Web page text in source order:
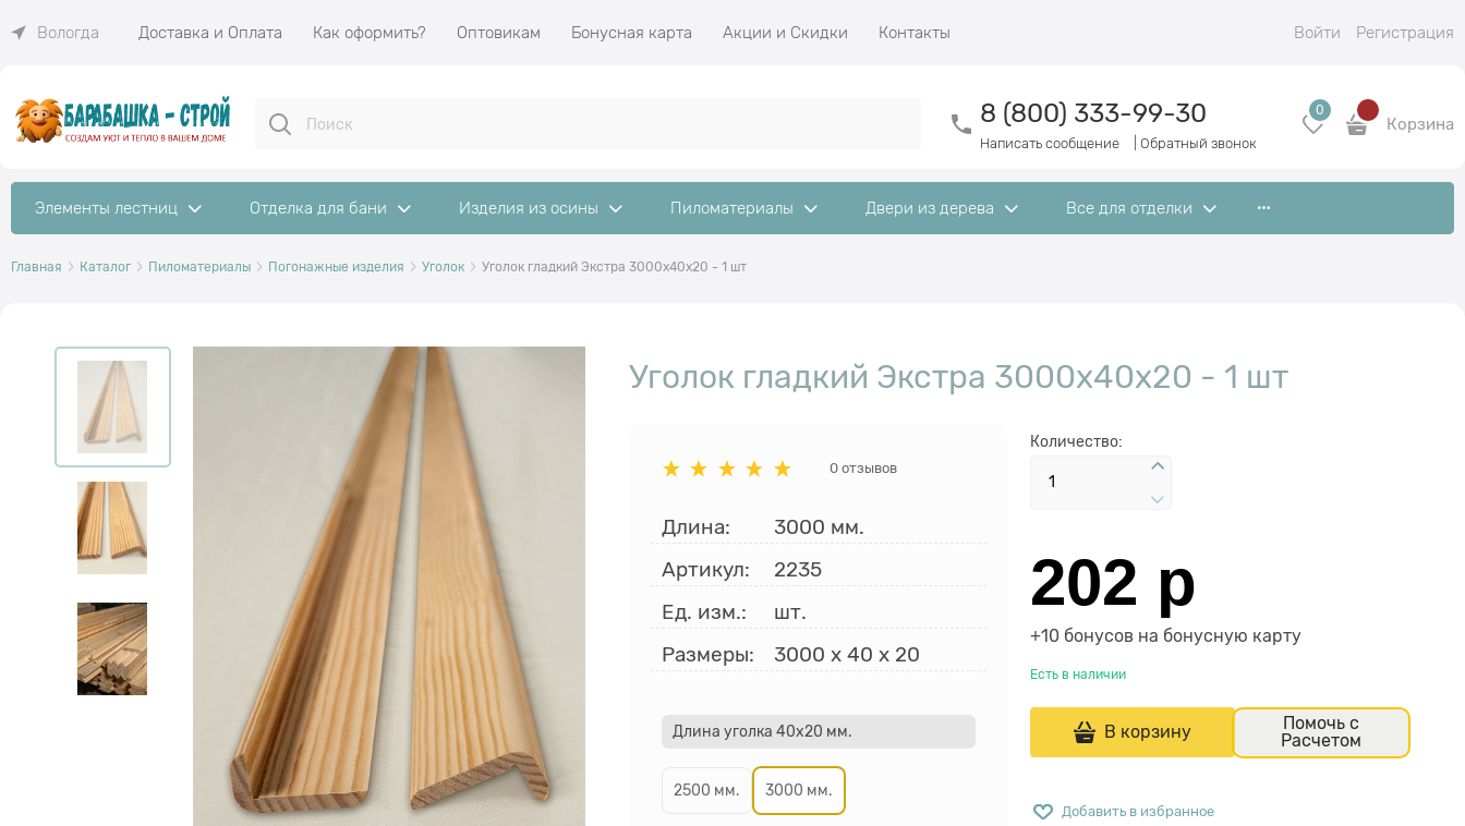
Вологда Доставка и Оплата Как оформить? Оптовикам Бонусная карта Акции и Скидки Контакты Войти Регистрация
8 (800) 333-99-30
Написать сообщение Обратный звонок
0
Корзина
Элементы лестниц Отделка для бани Изделия из осины Пиломатериалы Двери из дерева Все для отделки
Главная Каталог Пиломатериалы Погонажные изделия Уголок Уголок гладкий Экстра 3000x40x20 - 1 шт
Уголок гладкий Экстра 3000x40x20 - 1 шт
0 отзывов
Длина:
3000 мм.
Артикул:
2235
Ед. изм.:
шт.
Размеры:
3000 x 40 x 20
Длина уголка 40х20 мм.
2500 мм. 3000 мм.
Количество:
202 р
+10 бонусов на бонусную карту
Есть в наличии
В корзину
Помочь с
Расчетом
Добавить в избранное